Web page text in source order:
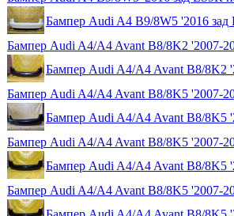
Бампер Audi A4 B9/8W5 '2016 зад
Бампер Audi A4/A4 Avant B8/8K2 '2007-
Бампер Audi A4/A4 Avant B8/8K2
Бампер Audi A4/A4 Avant B8/8K5 '2007-
Бампер Audi A4/A4 Avant B8/8K5
Бампер Audi A4/A4 Avant B8/8K5 '2007-
Бампер Audi A4/A4 Avant B8/8K5
Бампер Audi A4/A4 Avant B8/8K5 '2007-